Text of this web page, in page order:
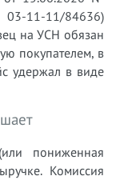
11-11/84636)
на УСН обязан
покупателем, в
удержал в виде
пониженная
Комиссия